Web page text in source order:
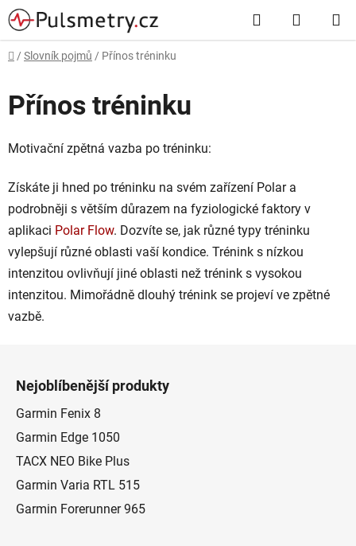
Přejít
na
obsah
Hledat
KOŠÍK
Domů
/ Slovník pojmů / Přínos tréninku
Přínos tréninku
Motivační zpětná vazba po tréninku:
Získáte ji hned po tréninku na svém zařízení Polar a
podrobněji s větším důrazem na fyziologické faktory v
aplikaci Polar Flow. Dozvíte se, jak různé typy tréninku
vylepšují různé oblasti vaší kondice. Trénink s nízkou
intenzitou ovlivňují jiné oblasti než trénink s vysokou
intenzitou. Mimořádně dlouhý trénink se projeví ve zpětné
vazbě.
Nejoblíbenější produkty
Garmin Fenix 8
Garmin Edge 1050
TACX NEO Bike Plus
Garmin Varia RTL 515
Garmin Forerunner 965